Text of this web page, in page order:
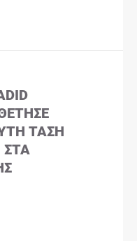
ΤΆΣΗ
ΣΤΑ